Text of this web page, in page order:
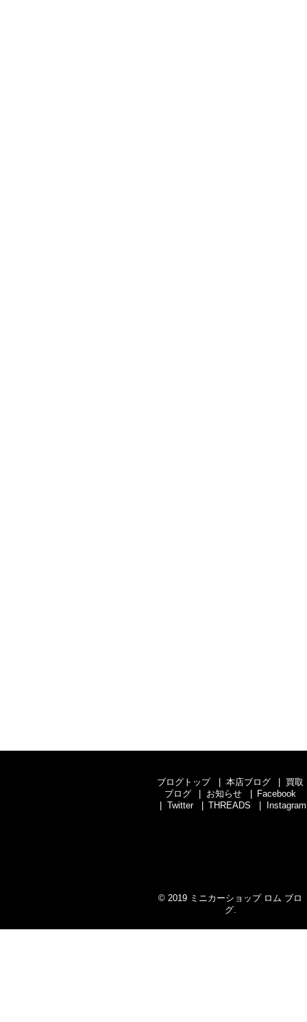
ブログトップ 本店ブログ
買取
ブログ
お知らせ
Facebook
Twitter
THREADS Instagram
© 2019 ミニカーショップ ロム ブロ
グ.